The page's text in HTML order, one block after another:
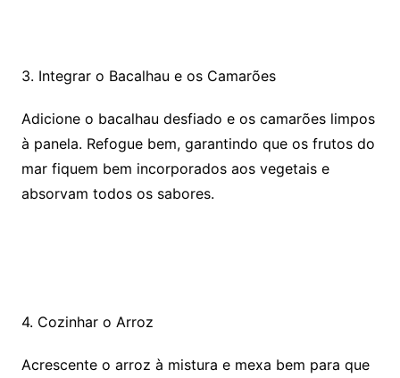
3. Integrar o Bacalhau e os Camarões
Adicione o bacalhau desfiado e os camarões limpos
à panela. Refogue bem, garantindo que os frutos do
mar fiquem bem incorporados aos vegetais e
absorvam todos os sabores.
4. Cozinhar o Arroz
Acrescente o arroz à mistura e mexa bem para que